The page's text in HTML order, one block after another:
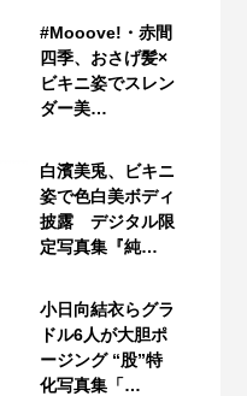
#Mooove!・赤間
四季、おさげ髪×
ビキニ姿でスレン
ダー美…
白濱美兎、ビキニ
姿で色白美ボディ
披露 デジタル限
定写真集『純…
小日向結衣らグラ
ドル6人が大胆ポ
ージング “股”特
化写真集「…